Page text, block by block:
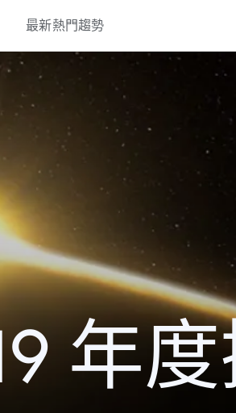
最新熱門趨勢
年